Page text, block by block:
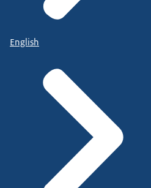
English